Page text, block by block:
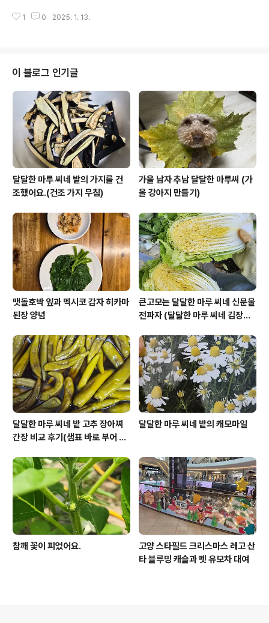
게 옮겨 달라고 요청합니다.그리고 제가 건강검진으로 받
인데 맛은 정말 좋아요. 사과를 오래도록 먹으려면 보관을
을 때처음 몇 개는 아삭하게 먹다가 나중엔 수분도 빠지고
쉽게 썩는 사과들이 있어요. 버려지는 사과 너무 아까워요.
그냥 두지 마시고 하나씩 포장해서 보관해 보세요. 요렇게
비닐에 하나씩 넣어서 사과를 보관해 보세요.처음엔 하나
씩 작은 봉지에 넣어서 보관했어요.그리고 몇 개씩 담아서
하루에 먹을 양을 더 큰 봉지에 ..
1 0 2025. 1. 13.
이 블로그 인기글
달달한 마루 씨네 밭의 가지를 건
조했어요.(건조 가지 무침)
가을 남자 추남 달달한 마루씨 (가
을 강아지 만들기)
맷돌호박 잎과 멕시코 감자 히카마
된장 양념
큰고모는 달달한 마루 씨네 신문물
전파자 (달달한 마루 씨네 김장하
달달한 마루 씨네 밭 고추 장아찌
간장 비교 후기(샘표 바로 부어 만
달달한 마루 씨네 밭의 캐모마일
참깨 꽃이 피었어요.
고양 스타필드 크리스마스 레고 산
타 블루밍 캐슬과 펫 유모차 대여